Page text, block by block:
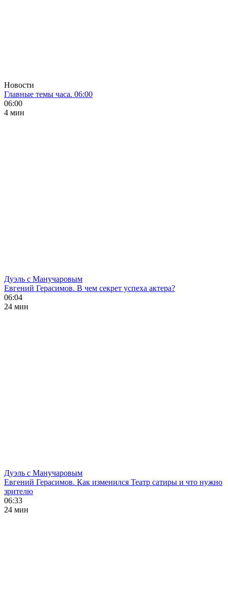
Новости
Главные темы часа. 06:00
06:00
4 мин
Дуэль с Манучаровым
Евгений Герасимов. В чем секрет успеха актера?
06:04
24 мин
Дуэль с Манучаровым
Евгений Герасимов. Как изменился Театр сатиры и что нужно
зрителю
06:33
24 мин